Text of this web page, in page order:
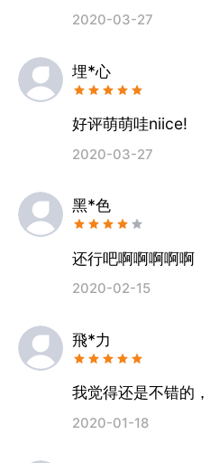
2020-03-27
埋*心
好评萌萌哇niice!
2020-03-27
黑*色
还行吧啊啊啊啊啊
2020-02-15
飛*力
我觉得还是不错的
2020-01-18